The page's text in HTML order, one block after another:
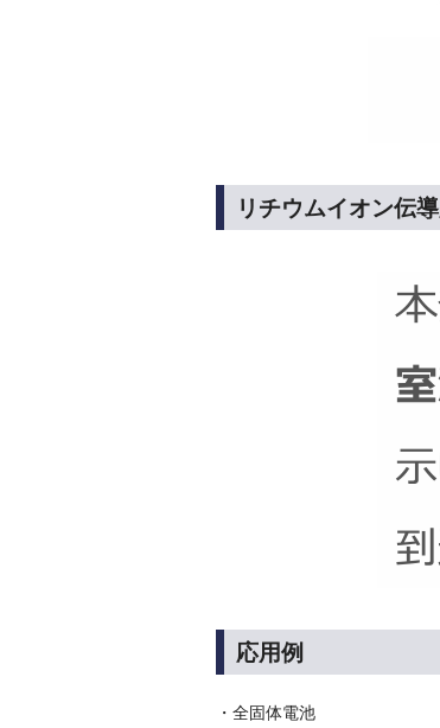
リチウムイオン伝
応用例
・全固体電池